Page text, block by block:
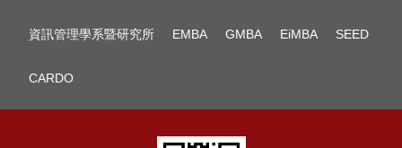
資訊管理學系暨研究所 EMBA GMBA EiMBA SEED
CARDO